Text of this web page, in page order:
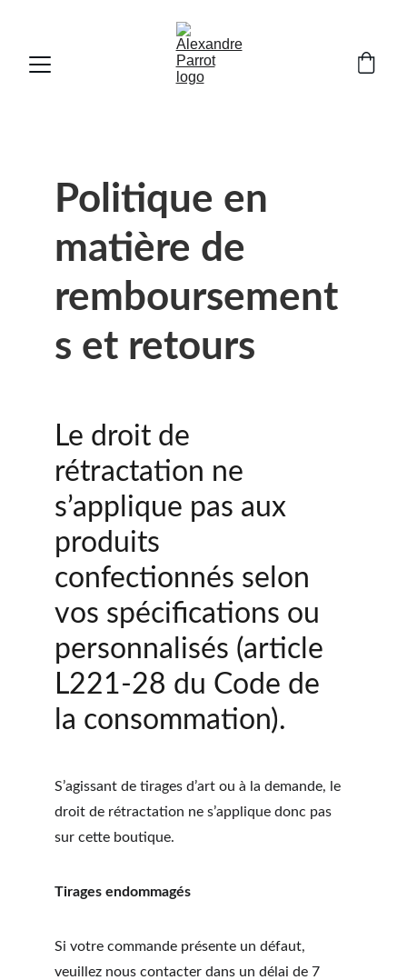
Politique en
matière de
remboursement
s et retours
Le droit de
rétractation ne
s’applique pas aux
produits
confectionnés selon
vos spécifications ou
personnalisés (article
L221-28 du Code de
la consommation).
S’agissant de tirages d’art ou à la demande, le
droit de rétractation ne s’applique donc pas
sur cette boutique.
Tirages endommagés
Si votre commande présente un défaut,
veuillez nous contacter dans un délai de 7